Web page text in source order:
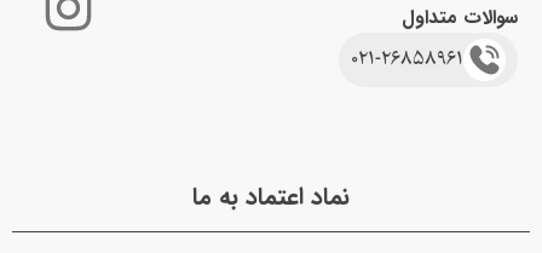
سوالات متداول
021-26858961
نماد اعتماد به ما